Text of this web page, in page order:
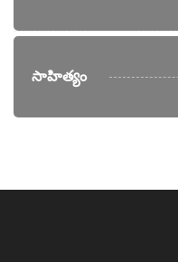
సాహిత్యం